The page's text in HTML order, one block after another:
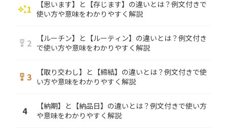
auto_awesome1
【思います】と【存じます】の違いとは？例文付きで
使い方や意味をわかりやすく解説
military_tech 2
【ルーチン】と【ルーティン】の違いとは？例文付き
で使い方や意味をわかりやすく解説
military_tech 3
【取り交わし】と【締結】の違いとは？例文付きで使
い方や意味をわかりやすく解説
4
【納期】と【納品日】の違いとは？例文付きで使い方
や意味をわかりやすく解説